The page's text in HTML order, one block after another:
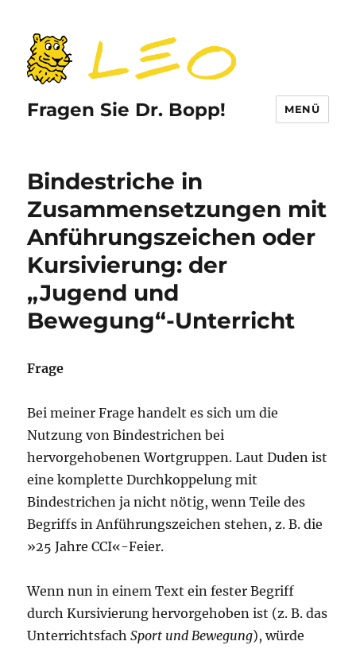
Fragen Sie Dr. Bopp! MENÜ
Bindestriche in
Zusammensetzungen mit
Anführungszeichen oder
Kursivierung: der
„Jugend und
Bewegung“-Unterricht
Frage
Bei meiner Frage handelt es sich um die
Nutzung von Bindestrichen bei
hervorgehobenen Wortgruppen. Laut Duden ist
eine komplette Durchkoppelung mit
Bindestrichen ja nicht nötig, wenn Teile des
Begriffs in Anführungszeichen stehen, z. B. die
»25 Jahre CCI«-Feier.
Wenn nun in einem Text ein fester Begriff
durch Kursivierung hervorgehoben ist (z. B. das
UnterrichtsfachSport und Bewegung), würde